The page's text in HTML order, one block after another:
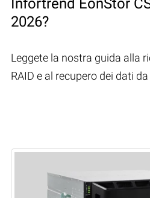
2026?
Leggete la nostra guida alla
RAID e al recupero dei dati